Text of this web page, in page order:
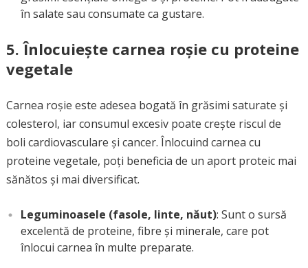
în salate sau consumate ca gustare.
5.Înlocuiește carnea roșie cu proteine
vegetale
Carnea roșie este adesea bogată în grăsimi saturate și
colesterol, iar consumul excesiv poate crește riscul de
boli cardiovasculare și cancer. Înlocuind carnea cu
proteine vegetale, poți beneficia de un aport proteic mai
sănătos și mai diversificat.
Leguminoasele (fasole, linte, năut): Sunt o sursă
excelentă de proteine, fibre și minerale, care pot
înlocui carnea în multe preparate.